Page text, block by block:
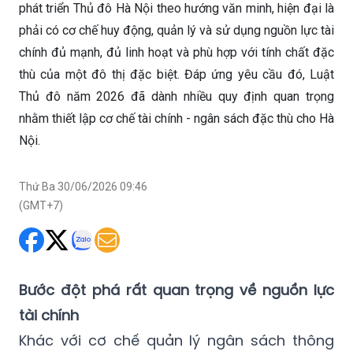
phát triển Thủ đô Hà Nội theo hướng văn minh, hiện đại là
phải có cơ chế huy động, quản lý và sử dụng nguồn lực tài
chính đủ mạnh, đủ linh hoạt và phù hợp với tính chất đặc
thù của một đô thị đặc biệt. Đáp ứng yêu cầu đó, Luật
Thủ đô năm 2026 đã dành nhiều quy định quan trọng
nhằm thiết lập cơ chế tài chính - ngân sách đặc thù cho Hà
Nội.
Thứ Ba 30/06/2026 09:46
(GMT+7)
Bước đột phá rất quan trọng về nguồn lực
tài chính
Khác với cơ chế quản lý ngân sách thông